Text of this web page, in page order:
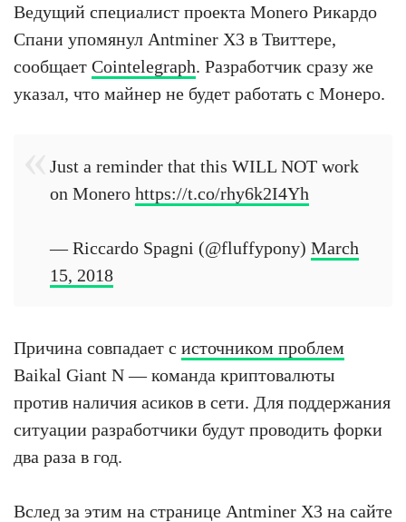
Ведущий специалист проекта Monero Рикардо
Спани упомянул Antminer X3 в Твиттере,
сообщает Cointelegraph. Разработчик сразу же
указал, что майнер не будет работать с Монеро.
Just a reminder that this WILL NOT work
on Monero https://t.co/rhy6k2I4Yh
— Riccardo Spagni (@fluffypony) March
15, 2018
Причина совпадает с источником проблем
Baikal Giant N — команда криптовалюты
против наличия асиков в сети. Для поддержания
ситуации разработчики будут проводить форки
два раза в год.
Вслед за этим на странице Antminer X3 на сайте